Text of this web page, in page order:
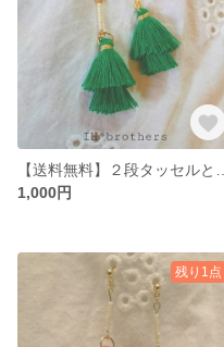
1,000円
残り1点